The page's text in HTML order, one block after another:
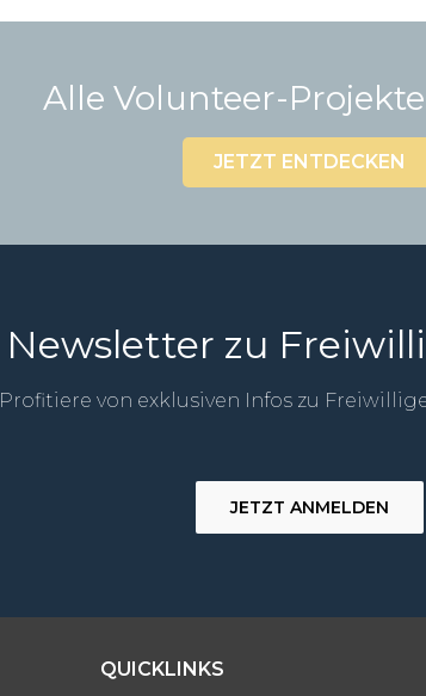
Alle Volunteer-
JETZT ENTDECKEN
Newsletter zu
Profitiere von exklusiven Infos zu
JETZT ANMELDEN
QUICKLINKS